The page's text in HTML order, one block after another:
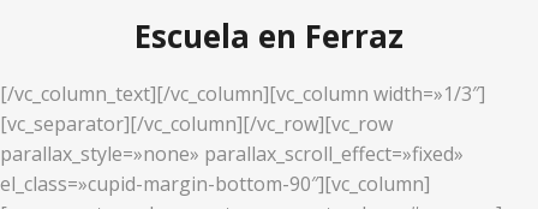
Escuela en Ferraz
[/vc_column_text][/vc_column][vc_column width=»1/3″]
[vc_separator][/vc_column][/vc_row][vc_row
parallax_style=»none» parallax_scroll_effect=»fixed»
el_class=»cupid-margin-bottom-90″][vc_column]